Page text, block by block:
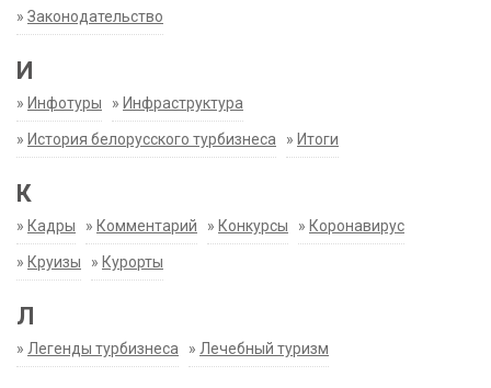
» Законодательство
И
» Инфотуры » Инфраструктура
» История белорусского турбизнеса » Итоги
К
» Кадры » Комментарий » Конкурсы » Коронавирус
» Круизы » Курорты
Л
» Легенды турбизнеса » Лечебный туризм